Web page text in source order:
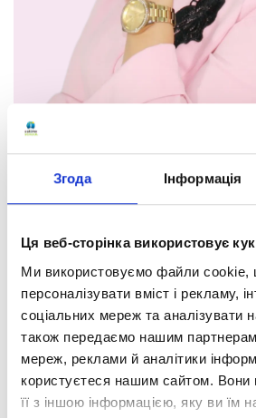
Згода Інформація
Ця веб-сторінка використовує
Ми використовуємо файли cookie,
персоналізувати вміст і рекламу,
соціальних мереж та аналізувати
також передаємо нашим партнерам
мереж, реклами й аналітики
користуєтеся нашим сайтом. Вони
її з іншою інформацією, яку ви їм
Оксана
Єгорова
Заступниця
навчально-
Кваліфікація: